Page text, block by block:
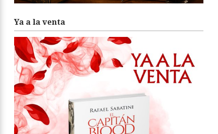
Ya a la venta